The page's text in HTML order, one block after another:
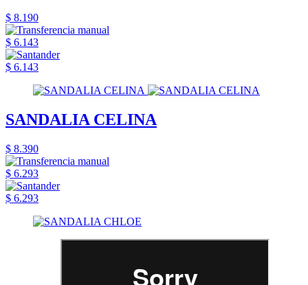
$ 8.190
$ 6.143
$ 6.143
SANDALIA CELINA
$ 8.390
$ 6.293
$ 6.293